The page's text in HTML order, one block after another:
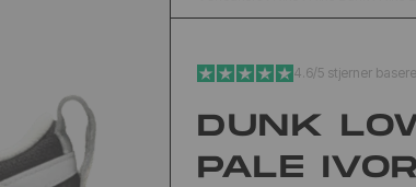
4.6/5 stjerner
DUNK
PALE